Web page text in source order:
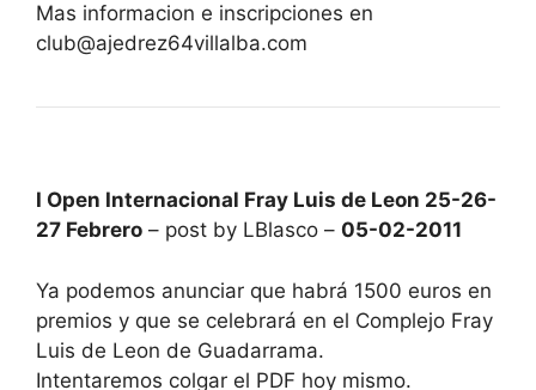
Mas informacion e inscripciones en
club@ajedrez64villalba.com
I Open Internacional Fray Luis de Leon 25-26-
27 Febrero – post by LBlasco – 05-02-2011
Ya podemos anunciar que habrá 1500 euros en
premios y que se celebrará en el Complejo Fray
Luis de Leon de Guadarrama.
Intentaremos colgar el PDF hoy mismo.